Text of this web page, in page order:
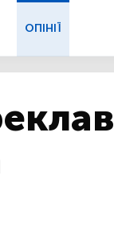
ОПІНІЇ